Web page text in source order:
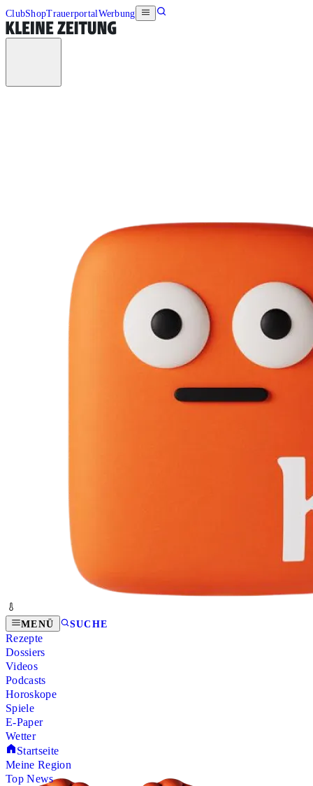
ClubShopTrauerportalWerbung
MENÜ SUCHE
Rezepte
Dossiers
Videos
Podcasts
Horoskope
Spiele
E-Paper
Wetter
Startseite
Meine Region
Top News